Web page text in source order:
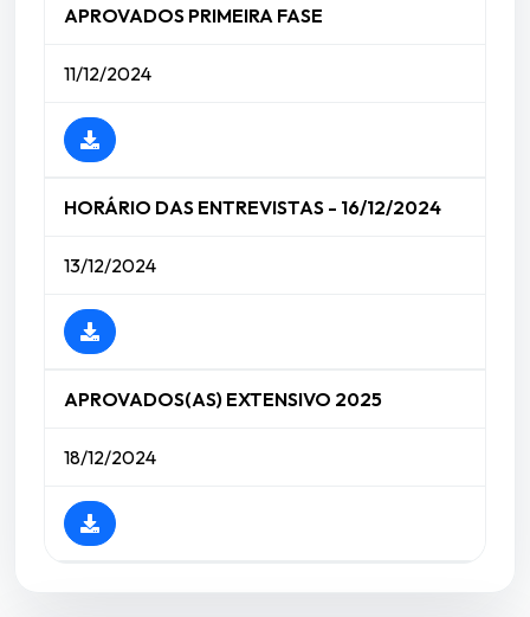
APROVADOS PRIMEIRA FASE
11/12/2024
HORÁRIO DAS ENTREVISTAS - 16/12/2024
13/12/2024
APROVADOS(AS) EXTENSIVO 2025
18/12/2024